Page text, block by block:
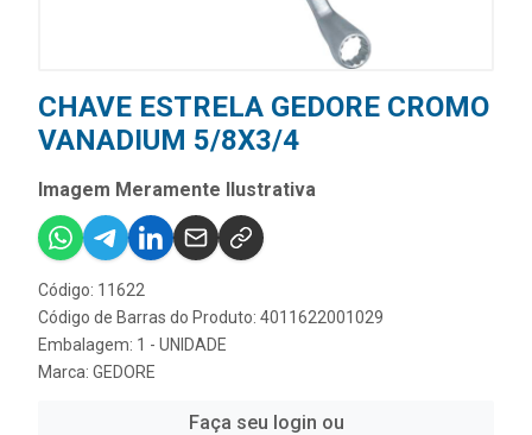
CHAVE ESTRELA GEDORE CROMO
VANADIUM 5/8X3/4
Imagem Meramente Ilustrativa
Código: 11622
Código de Barras do Produto: 4011622001029
Embalagem: 1 - UNIDADE
Marca: GEDORE
Faça seu login ou